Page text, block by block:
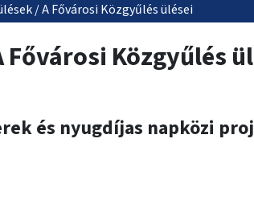
/ A Fővárosi Közgyűlés ülései
Fővárosi Közgyűlés
és nyugdíjas napközi